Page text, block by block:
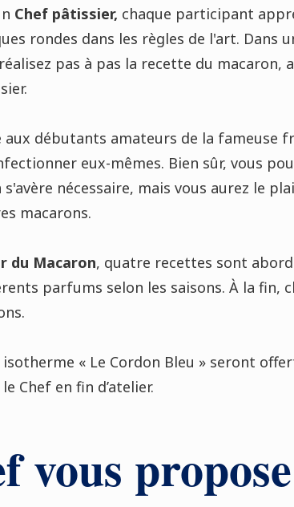
Chef pâtissier, chaque participant
rondes dans les règles de l'art. Dans
pas à pas la recette du macaron,
aux débutants amateurs de la fameuse
eux-mêmes. Bien sûr, vous
nécessaire, mais vous aurez le
macarons.
du Macaron, quatre recettes sont
parfums selon les saisons. À la fin,
« Le Cordon Bleu » seront
Chef en fin d’atelier.
vous